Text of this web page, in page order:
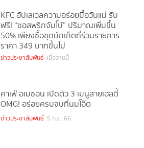
KFC อัปเลเวลความอร่อยมื้อวันแม่ รับ
ฟรี! “ซอสพริกจัมโบ้” ปริมาณเพิ่มขึ้น
50% เพียงซื้อชุดบักเก็ตที่ร่วมรายการ
ราคา 349 บาทขึ้นไป
ข่าวประชาสัมพันธ์ เมื่อวานนี้
คาเฟ่ อเมซอน เปิดตัว 3 เมนูสายเฮลตี้
OMG! อร่อยครบจบที่นมโอ๊ต
ข่าวประชาสัมพันธ์ 5 ก.ย. 66